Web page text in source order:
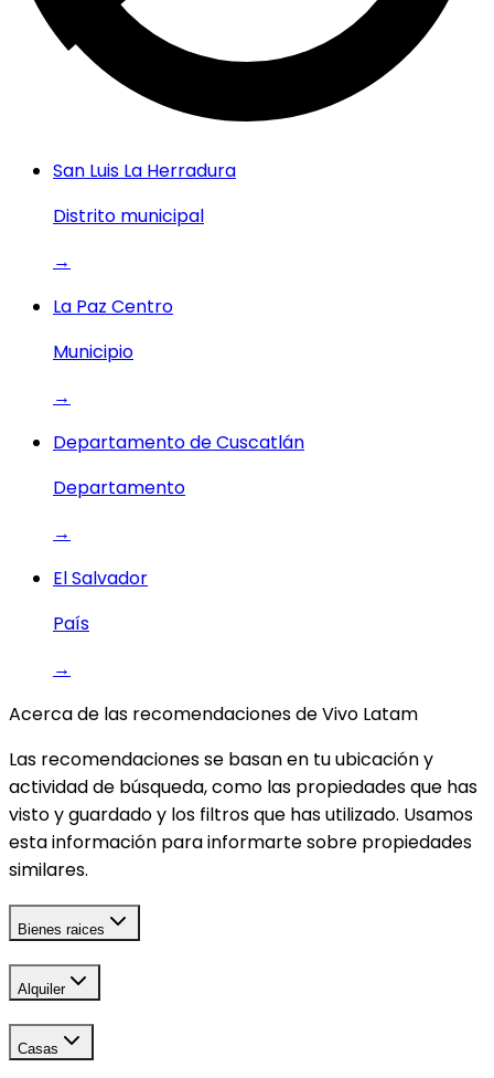
San Luis La Herradura
Distrito municipal
→
La Paz Centro
Municipio
→
Departamento de Cuscatlán
Departamento
→
El Salvador
País
→
Acerca de las recomendaciones de Vivo Latam
Las recomendaciones se basan en tu ubicación y
actividad de búsqueda, como las propiedades que has
visto y guardado y los filtros que has utilizado. Usamos
esta información para informarte sobre propiedades
similares.
Bienes raices
Alquiler
Casas